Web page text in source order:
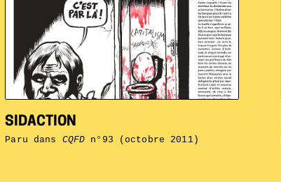
SIDACTION
Paru dans CQFD n°93 (octobre 2011)